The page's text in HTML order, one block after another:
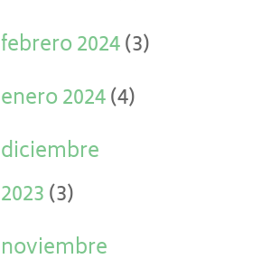
febrero 2024(3)
enero 2024(4)
diciembre
2023(3)
noviembre